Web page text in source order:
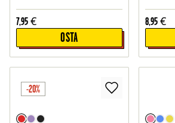
7,95 €
OSTA
8,95 €
-20%